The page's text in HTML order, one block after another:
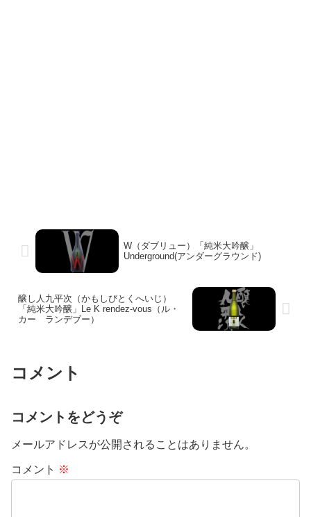
W（ダブリュー）「純米大吟醸」
Underground(アンダーグラウンド)
醸し人九平次（かもしびとくへいじ）
「純米大吟醸」Le K rendez-vous（ル・
カー ランデブー）
コメント
コメントをどうぞ
メールアドレスが公開されることはありません。
コメント ※